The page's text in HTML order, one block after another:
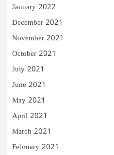
January 2022
December 2021
November 2021
October 2021
July 2021
June 2021
May 2021
April 2021
March 2021
February 2021